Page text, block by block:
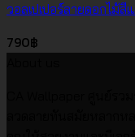
วอลเปเปอร์ลายดอกไม้
790฿